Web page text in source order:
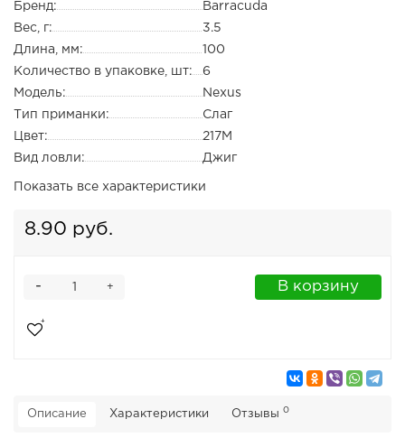
Бренд:
Barracuda
Вес, г:
3.5
Длина, мм:
100
Количество в упаковке, шт:
6
Модель:
Nexus
Тип приманки:
Слаг
Цвет:
217M
Вид ловли:
Джиг
Показать все характеристики
8.90 руб.
+
- В корзину
Описание Характеристики Отзывы 0